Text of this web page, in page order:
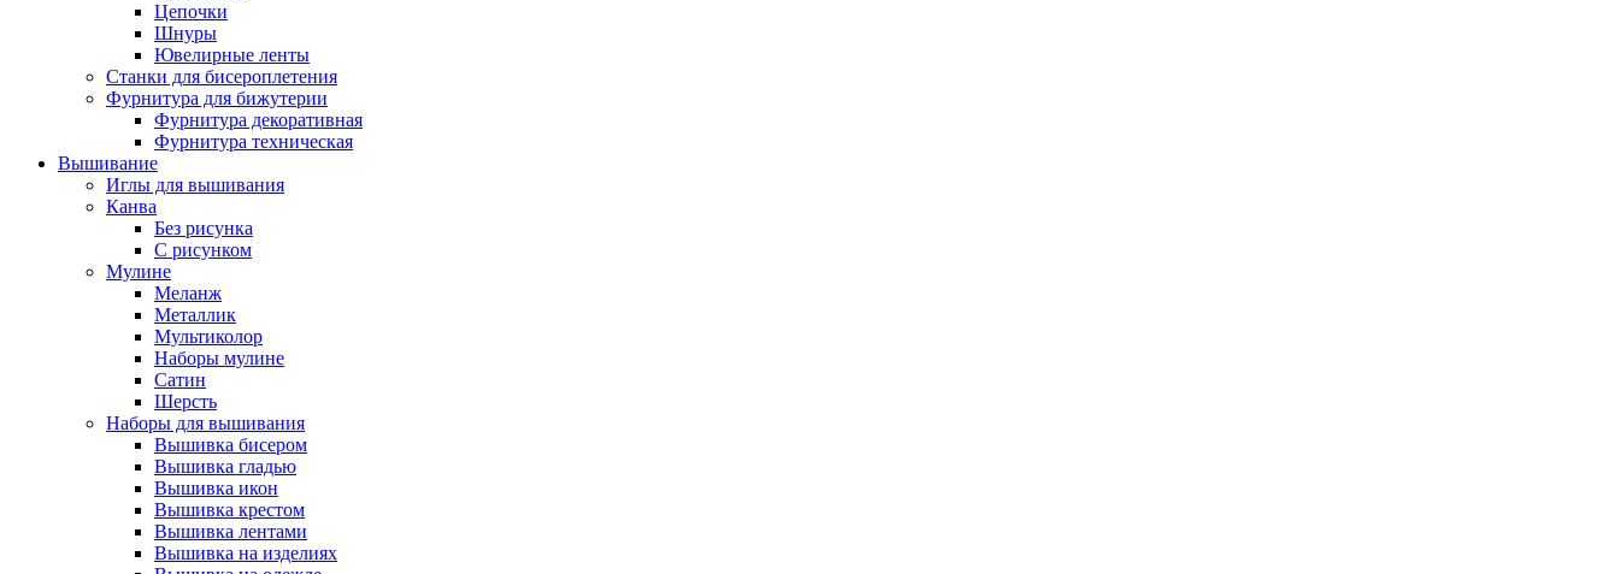
Цепочки
Шнуры
Ювелирные ленты
Станки для бисероплетения
Фурнитура для бижутерии
Фурнитура декоративная
Фурнитура техническая
Вышивание
Иглы для вышивания
Канва
Без рисунка
С рисунком
Мулине
Меланж
Металлик
Мультиколор
Наборы мулине
Сатин
Шерсть
Наборы для вышивания
Вышивка бисером
Вышивка гладью
Вышивка икон
Вышивка крестом
Вышивка лентами
Вышивка на изделиях